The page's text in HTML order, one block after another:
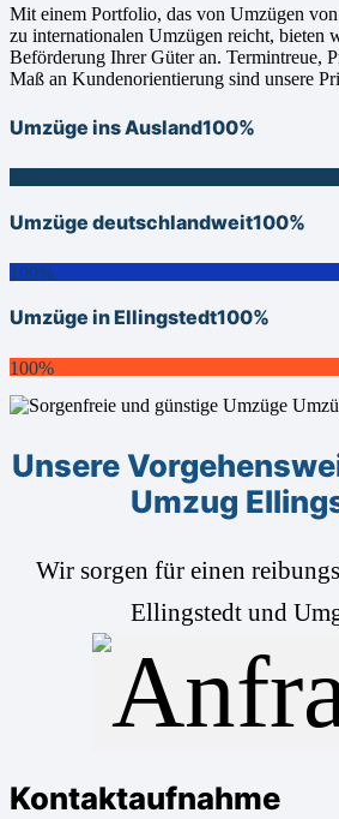
Mit einem Portfolio, das von Umzügen
zu internationalen Umzügen reicht, bieten
Beförderung Ihrer Güter an. Termintreue,
Maß an Kundenorientierung sind unsere
Umzüge ins Ausland100%
Umzüge deutschlandweit100%
100%
Umzüge in Ellingstedt100%
100%
Unsere
Umzug
Wir sorgen für einen
Ellingstedt und
Kontaktaufnahme